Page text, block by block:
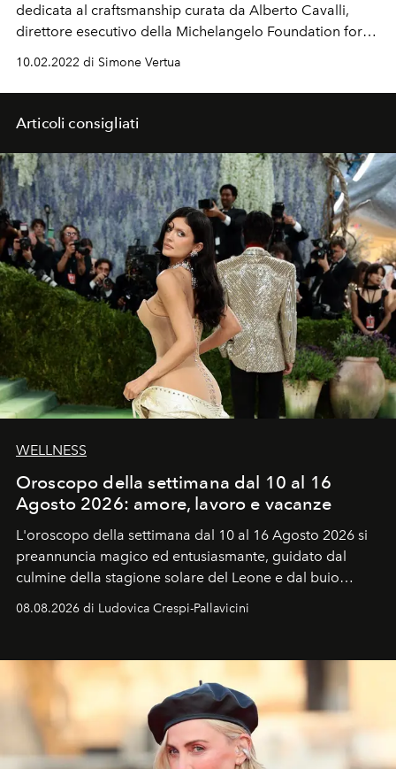
dedicata al craftsmanship curata da Alberto Cavalli,
direttore esecutivo della Michelangelo Foundation for
Creativity and Craftsmanship. 15 mostre con 22 curatori
dell'Europa e del Giappone.
10.02.2022 di Simone Vertua
Articoli consigliati
WELLNESS
Oroscopo della settimana dal 10 al 16
Agosto 2026: amore, lavoro e vacanze
L'oroscopo della settimana dal 10 al 16 Agosto 2026 si
preannuncia magico ed entusiasmante, guidato dal
culmine della stagione solare del Leone e dal buio
favorevole della Luna nuova in Leone del 12 agosto,
ideale per la notte delle Perseidi.
08.08.2026 di Ludovica Crespi-Pallavicini